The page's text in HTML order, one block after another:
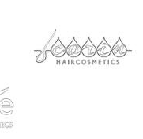
gondolt, hanem
el a fodrászati
székekerős, fekete
hidraulikus emelővel,
és masszív
barber szék
és robusztusabb